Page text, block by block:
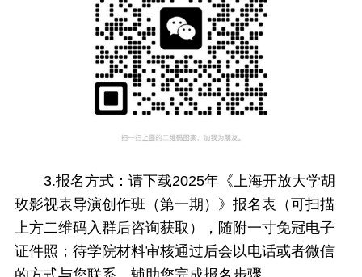
3.报名方式：请下载2025年《上海开放大学胡
玫影视表导演创作班（第一期）》报名表（可扫描
上方二维码入群后咨询获取），随附一寸免冠电子
证件照；待学院材料审核通过后会以电话或者微信